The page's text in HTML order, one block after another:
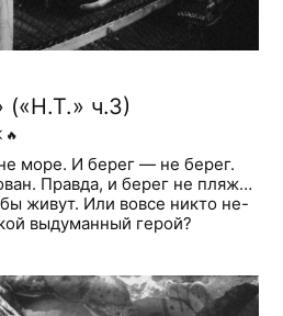
ч.3)
🔥
море. И берег — не берег.
Правда, и берег не пляж…
живут. Или вовсе никто не-
выдуманный герой?